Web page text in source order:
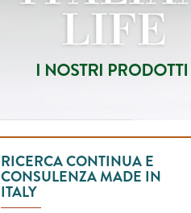
RICERCA CONTINUA E
CONSULENZA MADE IN
ITALY